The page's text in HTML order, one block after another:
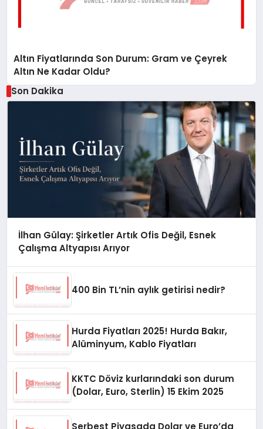
Altın Fiyatlarında Son Durum: Gram ve Çeyrek
Altın Ne Kadar Oldu?
Son Dakika
İlhan Gülay: Şirketler Artık Ofis Değil, Esnek
Çalışma Altyapısı Arıyor
400 Bin TL’nin aylık getirisi nedir?
Hurda Fiyatları 2025! Hurda Bakır,
Alüminyum, Kablo Fiyatları
KKTC Döviz kurlarındaki son durum
(Dolar, Euro, Sterlin) 15 Ekim 2025
Serbest Piyasada Dolar ve Euro’da